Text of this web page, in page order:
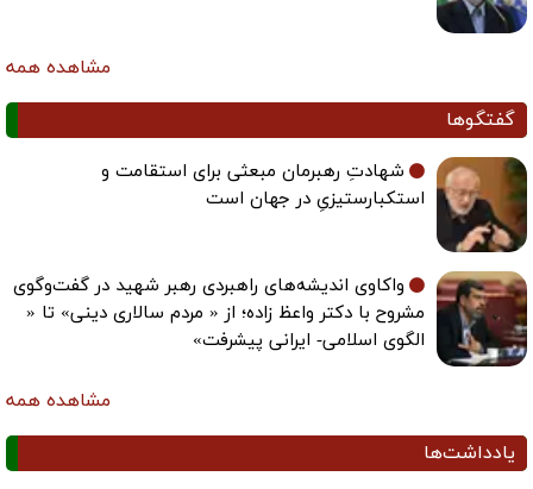
مشاهده همه
گفتگوها
شهادتِ رهبرمان مبعثی برای استقامت و
استکبارستیزیِ در جهان است
واکاوی اندیشه‌های راهبردی رهبر شهید در گفت‌وگوی
مشروح با دکتر واعظ زاده؛ از « مردم سالاری دینی» تا «
الگوی اسلامی- ایرانی پیشرفت»
مشاهده همه
یادداشت‌ها